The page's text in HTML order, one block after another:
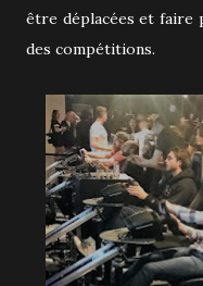
être déplacées et faire
des compétitions.